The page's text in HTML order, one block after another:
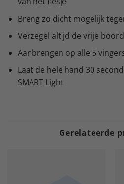
Breng zo dicht mogelijk
Verzegel altijd de vrije boord
Aanbrengen op alle 5
Laat de hele hand 30
SMART Light
Gerelateerde